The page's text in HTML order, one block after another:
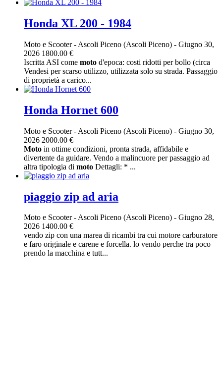
Honda XL 200 - 1984
Moto e Scooter- Ascoli Piceno (Ascoli Piceno) - Giugno 30,
2026 1800.00 €
Iscritta ASI come moto d'epoca: costi ridotti per bollo (circa
Vendesi per scarso utilizzo, utilizzata solo su strada. Passaggio
di proprietà a carico...
Honda Hornet 600️
Moto e Scooter- Ascoli Piceno (Ascoli Piceno) - Giugno 30,
2026 2000.00 €
Moto in ottime condizioni, pronta strada, affidabile e
divertente da guidare. Vendo a malincuore per passaggio ad
altra tipologia di moto Dettagli: * ...
piaggio zip ad aria
Moto e Scooter-Ascoli Piceno (Ascoli Piceno) - Giugno 28,
2026 1400.00 €
vendo zip con una marea di ricambi tra cui motore carburatore
e faro originale e carene e forcella. lo vendo perche tra poco
prendo la macchina e tutt...